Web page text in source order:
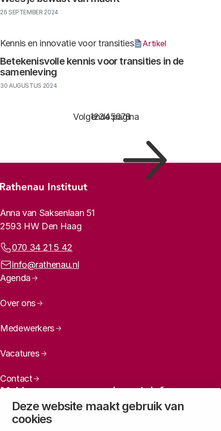
Deze website maakt gebruik van
cookies
26 SEPTEMBER 2024
Betekenisvolle kennis voor transities in de
samenleving
Kennis en innovatie voor transities Artikel
30 AUGUSTUS 2024
Pagina
1Pagina
2Pagina
3Pagina
4Pagina
5Pagina
6Pagina
7Pagina
8
Volgende pagina
Footer-menu
Rathenau logo, naar de homepage
Contactinformatie
Anna van Saksenlaan 51
2593 HW Den Haag
Telefoonnummer:
070 34 21 5 42
E-mailadres:
info@rathenau.nl
Paginanavigatie
Agenda
Over ons
Medewerkers
Vacatures
Contact
Meld u aan voor onze nieuwsbrief
Maandelijks een overzicht ontvangen van ons laatste
nieuws? Laat dan uw mailadres achter.